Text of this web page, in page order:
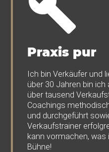
Praxis pur
Ich bin Verkäufer und
über 30 Jahren bin ich
über tausend
Coachings
und durchgeführt
Verkaufstrainer
kann vormachen, was
Bühne!